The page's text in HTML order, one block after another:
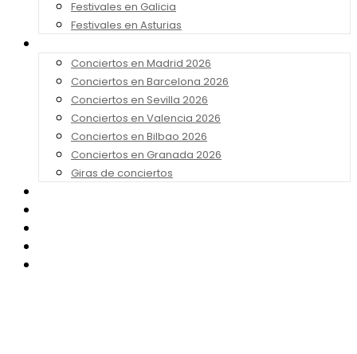
Festivales en Galicia
Festivales en Asturias
Conciertos en Madrid 2026
Conciertos en Barcelona 2026
Conciertos en Sevilla 2026
Conciertos en Valencia 2026
Conciertos en Bilbao 2026
Conciertos en Granada 2026
Giras de conciertos